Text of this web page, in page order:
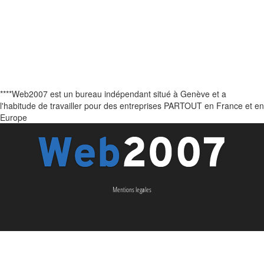
****Web2007 est un bureau indépendant situé à Genève et a
l'habitude de travailler pour des entreprises PARTOUT en France et en
Europe
Mentions legales